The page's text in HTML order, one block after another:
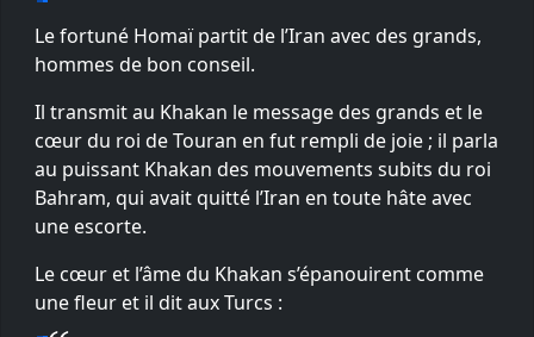
Le fortuné Homaï partit de l’Iran avec des grands,
hommes de bon conseil.
Il transmit au Khakan le message des grands et le
cœur du roi de Touran en fut rempli de joie ; il parla
au puissant Khakan des mouvements subits du roi
Bahram, qui avait quitté l’Iran en toute hâte avec
une escorte.
Le cœur et l’âme du Khakan s’épanouirent comme
une fleur et il dit aux Turcs :